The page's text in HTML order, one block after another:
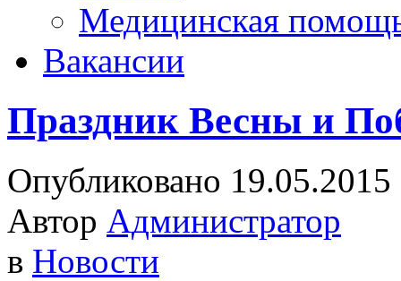
Медицинская
Вакансии
Праздник Весны и
Опубликовано 19.05.2015
Автор Администратор
в Новости